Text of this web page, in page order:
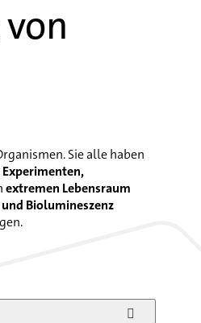
Sie alle haben
extremen Lebensraum
Biolumineszenz